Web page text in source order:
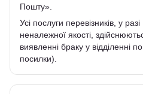
Пошту».
Усі послуги перевізників, у
неналежної якості,
виявленні браку у відділенні
посилки).